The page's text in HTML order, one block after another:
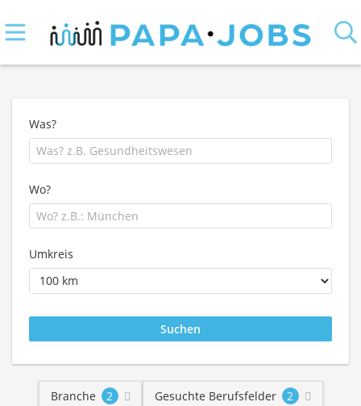
Was?
Wo?
Umkreis
Branche 2 Gesuchte Berufsfelder
2